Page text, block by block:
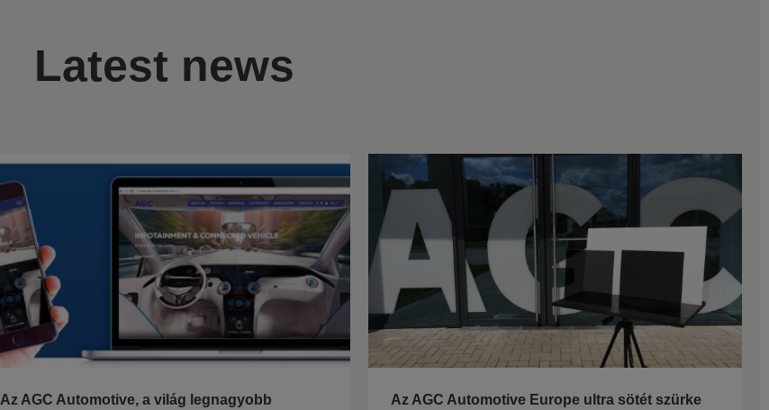
Latest news
Az AGC Automotive, a világ legnagyobb
Az AGC Automotive Europe ultra sötét szürke